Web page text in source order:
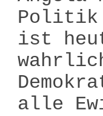
Politik
ist
alle